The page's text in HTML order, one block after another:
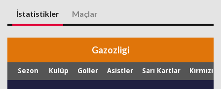
İstatistikler Maçlar
Gazozligi
Sezon Kulüp Goller Asistler Sarı Kartlar Kırmızı